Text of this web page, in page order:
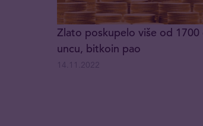
Zlato poskupelo više od 1700
uncu, bitkoin pao